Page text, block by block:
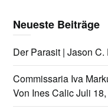
Neueste Beiträge
Der Parasit | Jason C.
Commissaria Iva
Von Ines CalicJuli